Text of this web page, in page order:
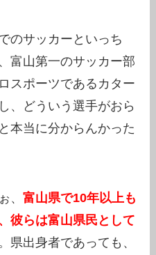
のサッカーといっち
富山第一のサッカー部
スポーツであるカター
、どういう選手がおら
本当に分からんかった
、富山県で10年以上も
彼らは富山県民として
県出身者であっても、